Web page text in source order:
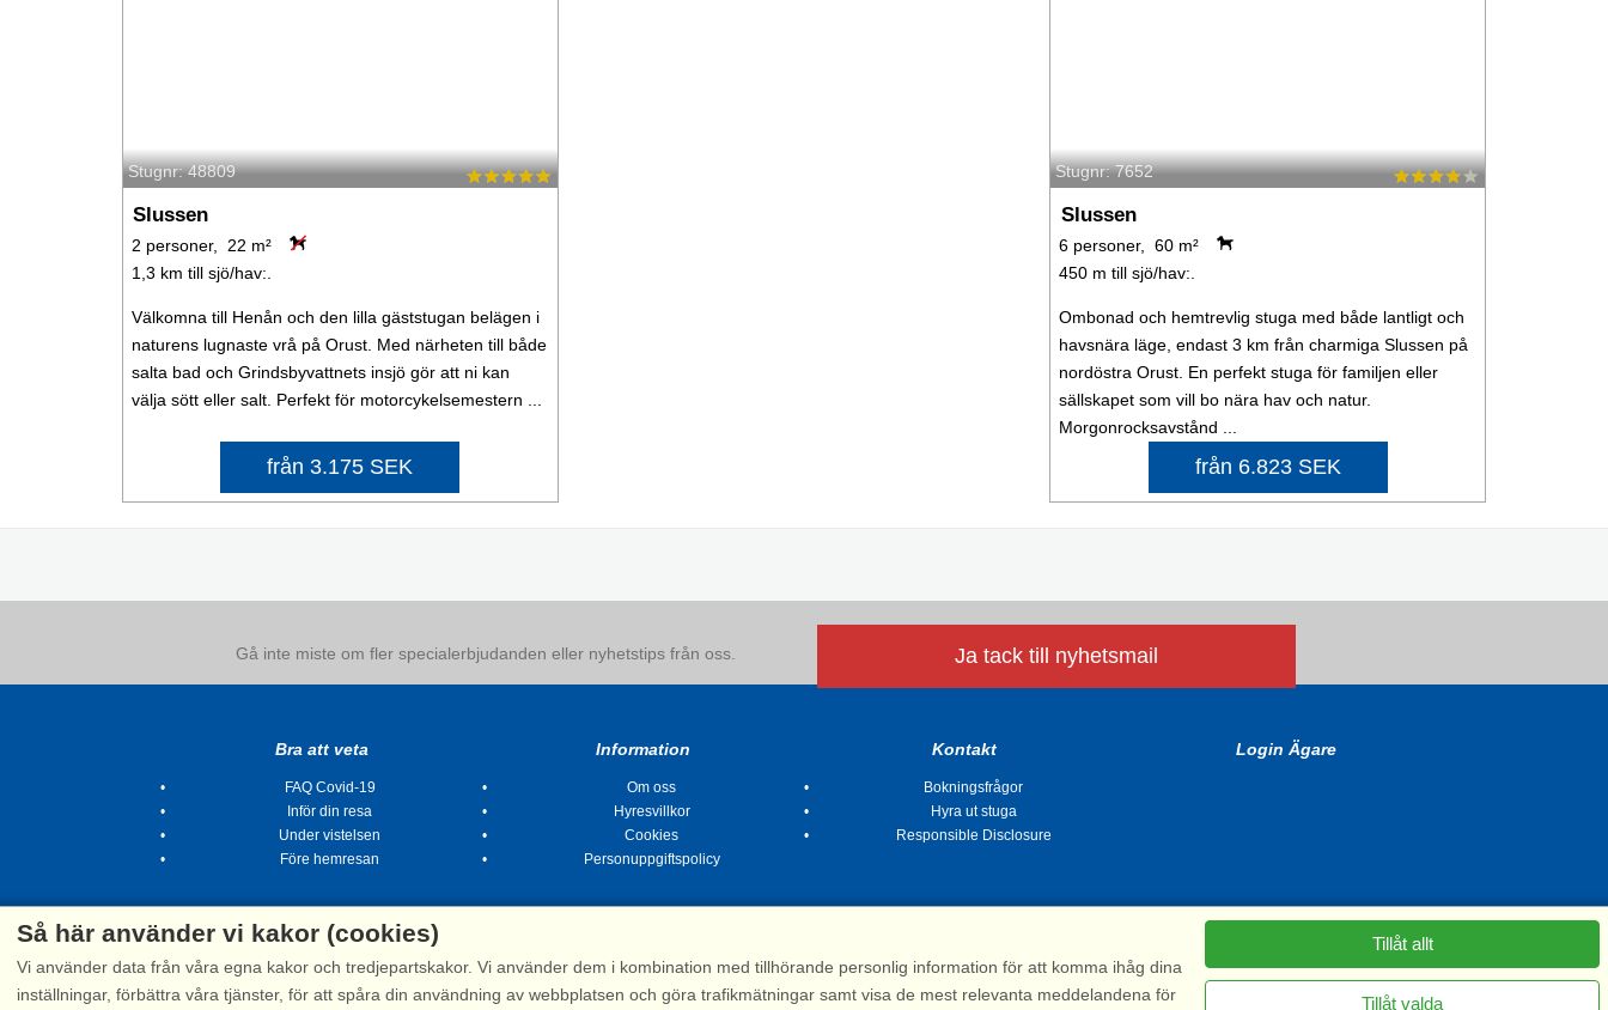
Stugnr: 48809
Slussen
2 personer, 22 m²
1,3 km till sjö/hav:.
Välkomna till Henån och den lilla gäststugan belägen i
naturens lugnaste vrå på Orust. Med närheten till både
salta bad och Grindsbyvattnets insjö gör att ni kan
välja sött eller salt. Perfekt för motorcykelsemestern ...
från 3.175 SEK
Stugnr: 7652
Slussen
6 personer, 60 m²
450 m till sjö/hav:.
Ombonad och hemtrevlig stuga med både lantligt och
havsnära läge, endast 3 km från charmiga Slussen på
nordöstra Orust. En perfekt stuga för familjen eller
sällskapet som vill bo nära hav och natur.
Morgonrocksavstånd ...
från 6.823 SEK
Gå inte miste om fler specialerbjudanden eller nyhetstips från oss. Ja tack till nyhetsmail
Bra att veta
FAQ Covid-19
Inför din resa
Under vistelsen
Före hemresan
Information
Om oss
Hyresvillkor
Cookies
Personuppgiftspolicy
Kontakt
Bokningsfrågor
Hyra ut stuga
Responsible Disclosure
Login Ägare
Stugsommar |Kvarngatan 2, 311 32 Falkenberg | Sverige
Så här använder vi kakor (cookies)
Vi använder data från våra egna kakor och tredjepartskakor. Vi använder dem i kombination med tillhörande personlig information för att komma ihåg dina
inställningar, förbättra våra tjänster, för att spåra din användning av webbplatsen och göra trafikmätningar samt visa de mest relevanta meddelandena för
Tillåt allt
Tillåt valda